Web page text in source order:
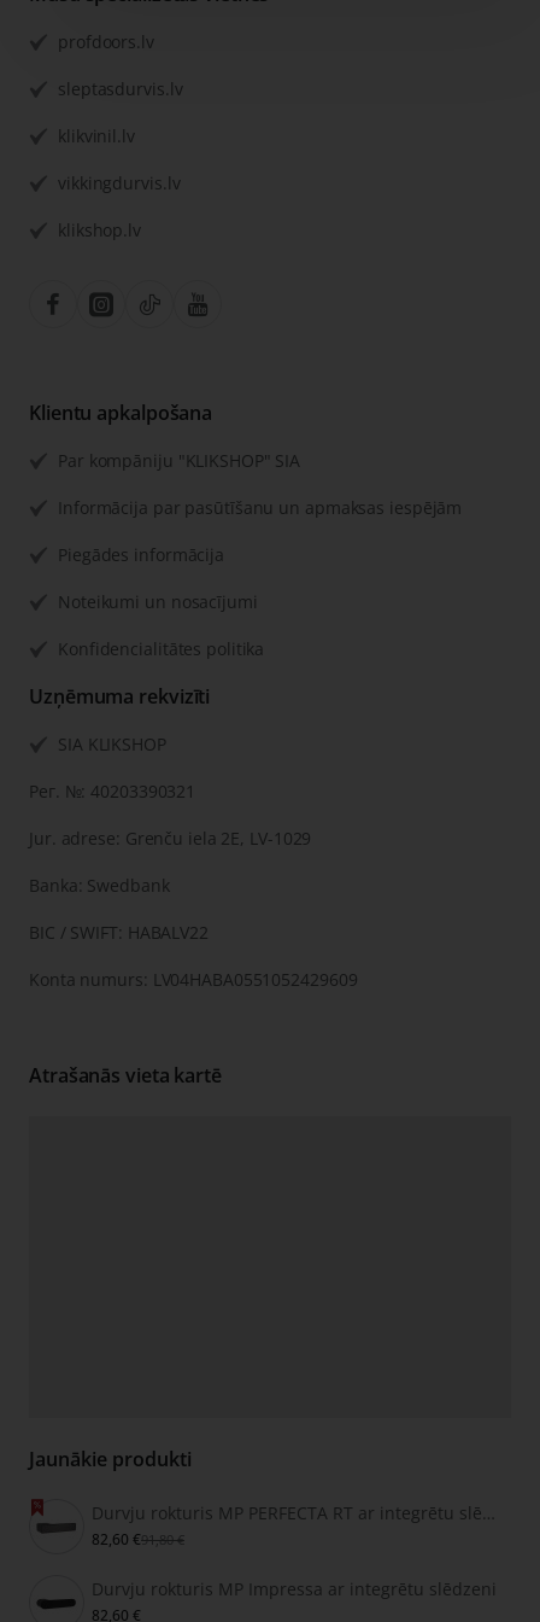
profdoors.lv
sleptasdurvis.lv
klikvinil.lv
vikkingdurvis.lv
klikshop.lv
Klientu apkalpošana
Par kompāniju "KLIKSHOP" SIA
Informācija par pasūtīšanu un apmaksas iespējām
Piegādes informācija
Noteikumi un nosacījumi
Konfidencialitātes politika
Uzņēmuma rekvizīti
SIA KLIKSHOP
Рег. №: 40203390321
Jur. adrese: Grenču iela 2E, LV-1029
Banka: Swedbank
BIC / SWIFT: HABALV22
Konta numurs: LV04HABA0551052429609
Atrašanās vieta kartē
Jaunākie produkti
Durvju rokturis MP PERFECTA RT ar integrētu slēdzeni
82,60 €91,80 €
Durvju rokturis MP Impressa ar integrētu slēdzeni
82,60 €